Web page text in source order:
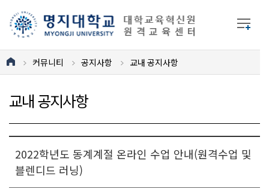
커뮤니티 공지사항 교내 공지사항
교내 공지사항
2022학년도 동계계절 온라인 수업 안내(원격수업 및
블렌디드 러닝)